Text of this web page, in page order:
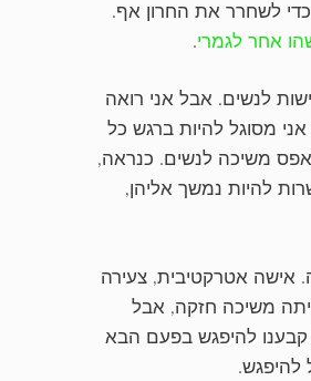
לשחרר את החרון אף.
אחר לגמרי.
לנשים. אבל אני רואה
מסוגל להיות ברגש כל
אפס משיכה לנשים. כנראה,
להיות נמשך אליהן,
אישה אטרקטיבית, צעירה
משיכה חזקה, אבל
קבענו להיפגש בפעם הבא
להיפגש.